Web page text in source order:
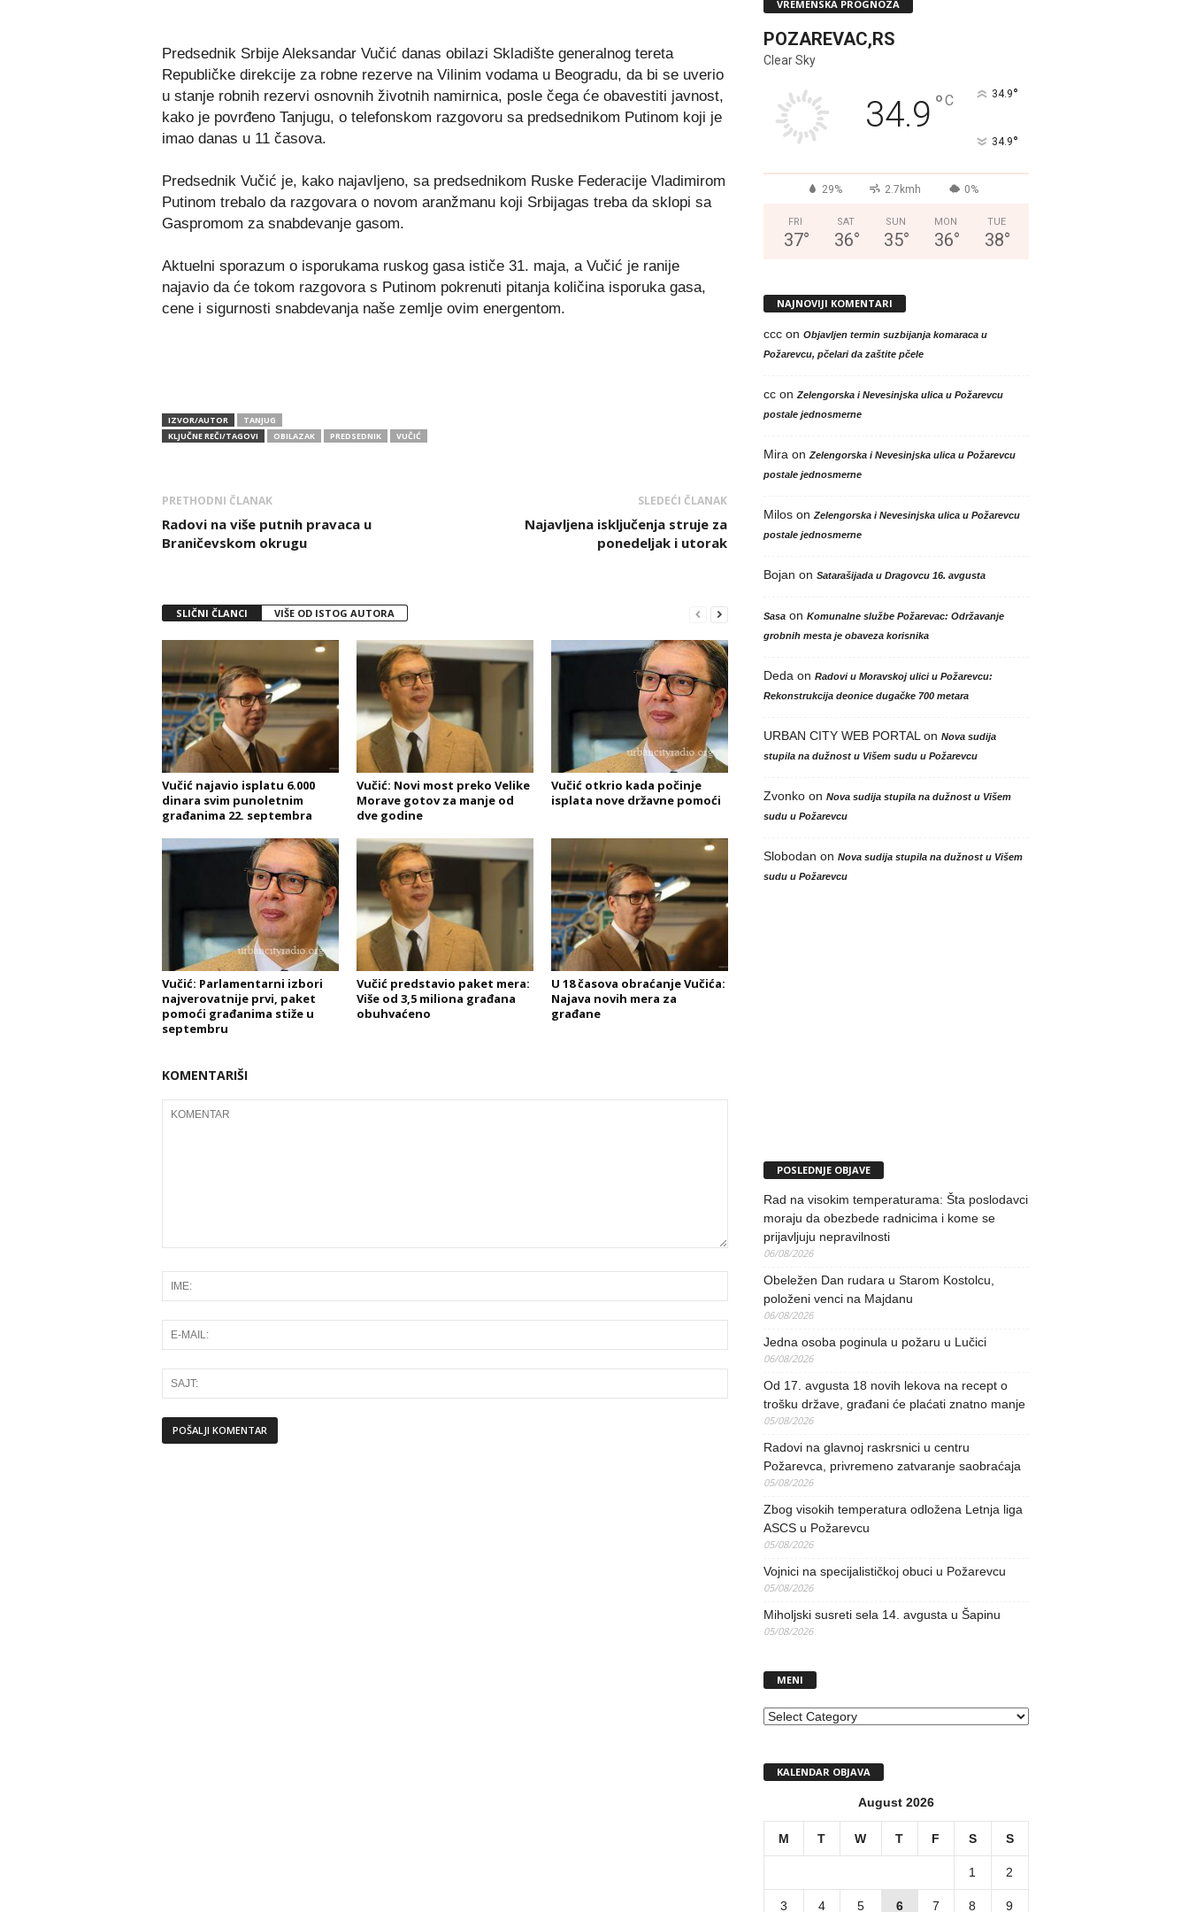
Predsednik Srbije Aleksandar Vučić danas obilazi Skladište generalnog tereta
Republičke direkcije za robne rezerve na Vilinim vodama u Beogradu, da bi se uverio
u stanje robnih rezervi osnovnih životnih namirnica, posle čega će obavestiti javnost,
kako je povrđeno Tanjugu, o telefonskom razgovoru sa predsednikom Putinom koji je
imao danas u 11 časova.
Predsednik Vučić je, kako najavljeno, sa predsednikom Ruske Federacije Vladimirom
Putinom trebalo da razgovara o novom aranžmanu koji Srbijagas treba da sklopi sa
Gaspromom za snabdevanje gasom.
Aktuelni sporazum o isporukama ruskog gasa ističe 31. maja, a Vučić je ranije
najavio da će tokom razgovora s Putinom pokrenuti pitanja količina isporuka gasa,
cene i sigurnosti snabdevanja naše zemlje ovim energentom.
IZVOR/AUTOR
TANJUG
KLJUČNE REČI/TAGOVI
OBILAZAK PREDSEDNIK VUČIĆ
PRETHODNI ČLANAK
Radovi na više putnih pravaca u
Braničevskom okrugu
SLEDEĆI ČLANAK
Najavljena isključenja struje za
ponedeljak i utorak
SLIČNI ČLANCI VIŠE OD ISTOG AUTORA
Vučić najavio isplatu 6.000
dinara svim punoletnim
građanima 22. septembra
Vučić: Novi most preko Velike
Morave gotov za manje od
dve godine
Vučić otkrio kada počinje
isplata nove državne pomoći
Vučić: Parlamentarni izbori
najverovatnije prvi, paket
pomoći građanima stiže u
septembru
Vučić predstavio paket mera:
Više od 3,5 miliona građana
obuhvaćeno
U 18 časova obraćanje Vučića:
Najava novih mera za
građane
KOMENTARIŠI
VREMENSKA PROGNOZA
POZAREVAC,RS
Clear Sky
34.9 °C 34.9°
34.9°
29% 2.7kmh 0%
FRI
37°
SAT
36°
SUN
35°
MON
36°
TUE
38°
NAJNOVIJI KOMENTARI
cccon Objavljen termin suzbijanja komaraca u
Požarevcu, pčelari da zaštite pčele
ccon Zelengorska i Nevesinjska ulica u Požarevcu
postale jednosmerne
Mira on Zelengorska i Nevesinjska ulica u Požarevcu
postale jednosmerne
Miloson Zelengorska i Nevesinjska ulica u Požarevcu
postale jednosmerne
Bojan on Satarašijada u Dragovcu 16. avgusta
Sasaon Komunalne službe Požarevac: Održavanje
grobnih mesta je obaveza korisnika
Deda on Radovi u Moravskoj ulici u Požarevcu:
Rekonstrukcija deonice dugačke 700 metara
URBAN CITY WEB PORTAL on Nova sudija
stupila na dužnost u Višem sudu u Požarevcu
Zvonkoon Nova sudija stupila na dužnost u Višem
sudu u Požarevcu
Slobodan on Nova sudija stupila na dužnost u Višem
sudu u Požarevcu
POSLEDNJE OBJAVE
Rad na visokim temperaturama: Šta poslodavci
moraju da obezbede radnicima i kome se
prijavljuju nepravilnosti
06/08/2026
Obeležen Dan rudara u Starom Kostolcu,
položeni venci na Majdanu
06/08/2026
Jedna osoba poginula u požaru u Lučici
06/08/2026
Od 17. avgusta 18 novih lekova na recept o
trošku države, građani će plaćati znatno manje
05/08/2026
Radovi na glavnoj raskrsnici u centru
Požarevca, privremeno zatvaranje saobraćaja
05/08/2026
Zbog visokih temperatura odložena Letnja liga
ASCS u Požarevcu
05/08/2026
Vojnici na specijalističkoj obuci u Požarevcu
05/08/2026
Miholjski susreti sela 14. avgusta u Šapinu
05/08/2026
MENI
MENI
KALENDAR OBJAVA
August 2026
M T W T F S S
1 2
3 4 5 6 7 8 9